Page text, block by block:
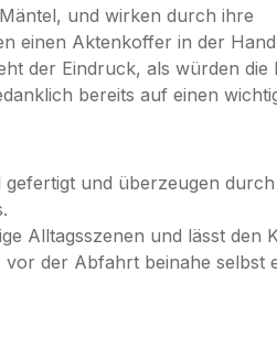
und wirken durch ihre
einen Aktenkoffer in der
der Eindruck, als würden die
bereits auf einen
und überzeugen
Alltagsszenen und lässt den
der Abfahrt beinahe selbst